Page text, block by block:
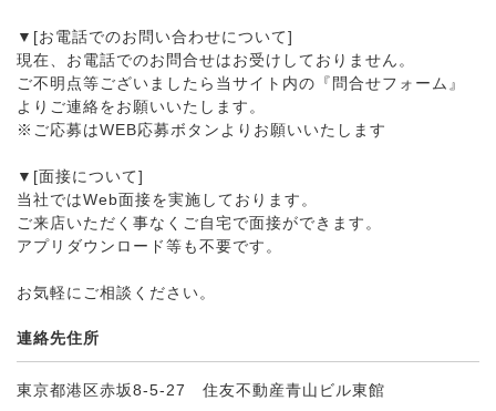
▼[お電話でのお問い合わせについて]
現在、お電話でのお問合せはお受けしておりません。
ご不明点等ございましたら当サイト内の『問合せフォーム』
よりご連絡をお願いいたします。
※ご応募はWEB応募ボタンよりお願いいたします
▼[面接について]
当社ではWeb面接を実施しております。
ご来店いただく事なくご自宅で面接ができます。
アプリダウンロード等も不要です。
お気軽にご相談ください。
連絡先住所
東京都港区赤坂8-5-27 住友不動産青山ビル東館